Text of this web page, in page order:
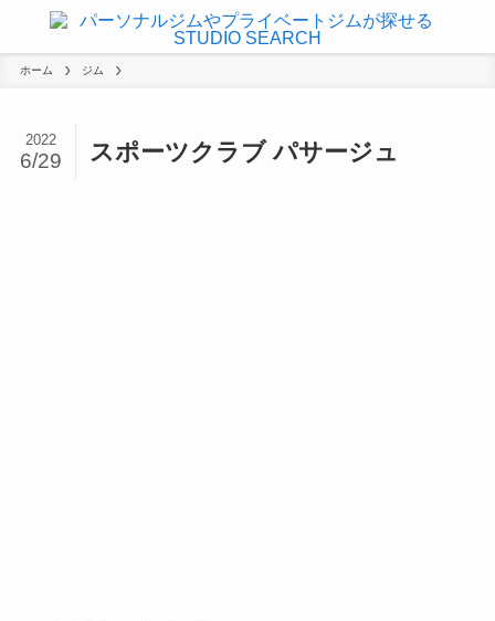
ホーム ジム
スポーツクラブ パサージュ
2022
6/29